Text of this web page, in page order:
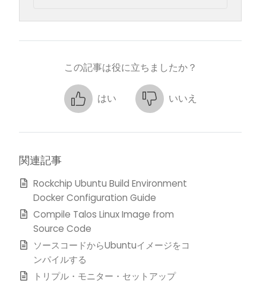
この記事は役に立ちましたか？
はい いいえ
関連記事
Rockchip Ubuntu Build Environment
Docker Configuration Guide
Compile Talos Linux Image from
Source Code
ソースコードからUbuntuイメージをコ
ンパイルする
トリプル・モニター・セットアップ